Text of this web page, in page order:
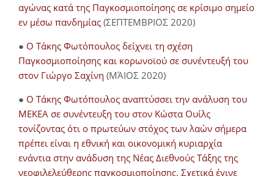
αγώνας κατά της Παγκοσμιοποίησης σε κρίσιμο σημείο
εν μέσω πανδημίας (ΣΕΠΤΕΜΒΡΙΟΣ 2020)
● Ο Τάκης Φωτόπουλος δείχνει τη σχέση
Παγκοσμιοποίησης και κορωνοϊού σε συνέντευξή του
στον Γιώργο Σαχίνη (ΜΆΙΟΣ 2020)
● O Τάκης Φωτόπουλος αναπτύσσει την ανάλυση του
ΜΕΚΕΑ σε συνέντευξη του στον Κώστα Ουίλς
τονίζοντας ότι ο πρωτεύων στόχος των λαών σήμερα
πρέπει είναι η εθνική και οικονομική κυριαρχία
ενάντια στην ανάδυση της Νέας Διεθνούς Τάξης της
νεοφιλελεύθερης παγκοσμιοποίησης. Σχετικά έγινε